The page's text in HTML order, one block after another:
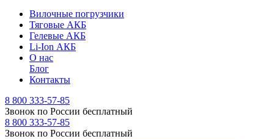
Вилочные погрузчики
Тяговые АКБ
Гелевые АКБ
Li-Ion АКБ
О нас
Блог
Контакты
8 800 333-57-85
Звонок по России бесплатный
8 800 333-57-85
Звонок по России бесплатный